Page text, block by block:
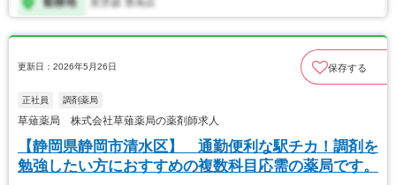
更新日：2026年5月26日 保存する
正社員 調剤薬局
草薙薬局 株式会社草薙薬局の薬剤師求人
【静岡県静岡市清水区】 通勤便利な駅チカ！調剤を
勉強したい方におすすめの複数科目応需の薬局です。